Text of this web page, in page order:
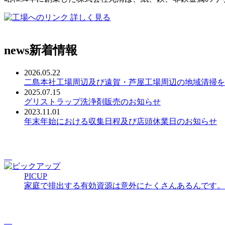
詳しく見る
news新着情報
2026.05.22
二島本社工場周辺及び遠賀・芦屋工場周辺の地域清掃を
2025.07.15
グリストラップ洗浄剤販売のお知らせ
2023.11.01
年末年始における収集日程及び店頭休業日のお知らせ
PICUP
家庭で排出する有効資源は意外にたくさんあるんです。